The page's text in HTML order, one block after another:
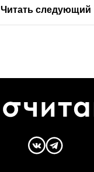
Читать следующий